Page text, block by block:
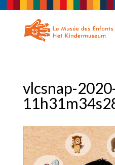
vlcsnap-